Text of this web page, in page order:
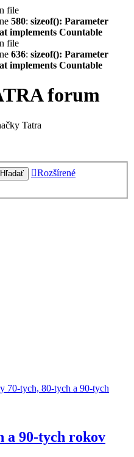
file
580: sizeof(): Parameter
implements Countable
file
636: sizeof(): Parameter
implements Countable
forum
Tatra
Hľadať
Rozšírené
70-tych, 80-tych a 90-tych
a 90-tych rokov